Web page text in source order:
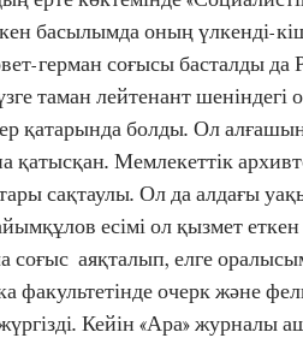
басылымда оның үлкенді-
герман соғысы басталды
таман лейтенант
қатарында болды. Ол
қатысқан. Мемлекеттік
сақтаулы. Ол да алдағы
есімі ол қызмет
факультетінде очерк және
Кейін «Ара»